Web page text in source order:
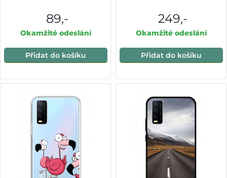
89,-
Okamžité odeslání
Přidat do košíku
249,-
Okamžité odeslání
Přidat do košíku